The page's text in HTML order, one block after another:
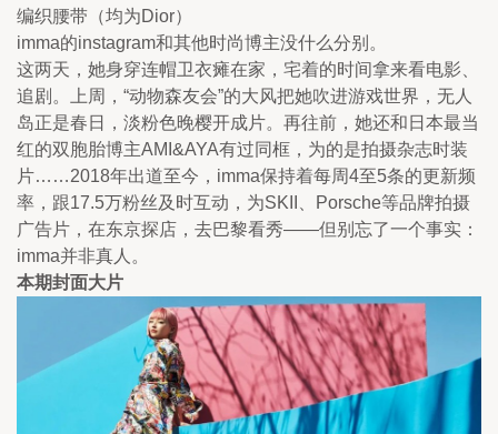
编织腰带（均为Dior）
imma的instagram和其他时尚博主没什么分别。
这两天，她身穿连帽卫衣瘫在家，宅着的时间拿来看电影、
追剧。上周，“动物森友会”的大风把她吹进游戏世界，无人
岛正是春日，淡粉色晚樱开成片。再往前，她还和日本最当
红的双胞胎博主AMI&AYA有过同框，为的是拍摄杂志时装
片……2018年出道至今，imma保持着每周4至5条的更新频
率，跟17.5万粉丝及时互动，为SKII、Porsche等品牌拍摄
广告片，在东京探店，去巴黎看秀——但别忘了一个事实：
imma并非真人。
本期封面大片